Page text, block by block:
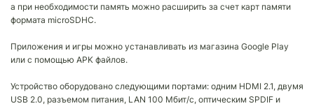
а при необходимости память можно расширить за счет карт памяти
формата microSDHC.
Приложения и игры можно устанавливать из магазина Google Play
или с помощью APK файлов.
Устройство оборудовано следующими портами: одним HDMI 2.1, двумя
USB 2.0, разъемом питания, LAN 100 Мбит/с, оптическим SPDIF и